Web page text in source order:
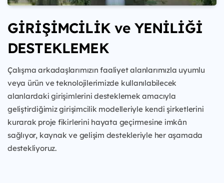
GİRİŞİMCİLİK ve YENİLİĞİ
DESTEKLEMEK
Çalışma arkadaşlarımızın faaliyet alanlarımızla uyumlu
veya ürün ve teknolojilerimizde kullanılabilecek
alanlardaki girişimlerini desteklemek amacıyla
geliştirdiğimiz girişimcilik modelleriyle kendi şirketlerini
kurarak proje fikirlerini hayata geçirmesine imkân
sağlıyor, kaynak ve gelişim destekleriyle her aşamada
destekliyoruz.